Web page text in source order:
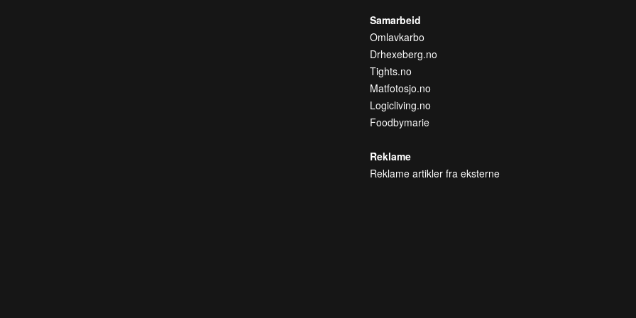
Samarbeid
Omlavkarbo
Drhexeberg.no
Tights.no
Matfotosjo.no
Logicliving.no
Foodbymarie
Reklame
Reklame artikler fra eksterne